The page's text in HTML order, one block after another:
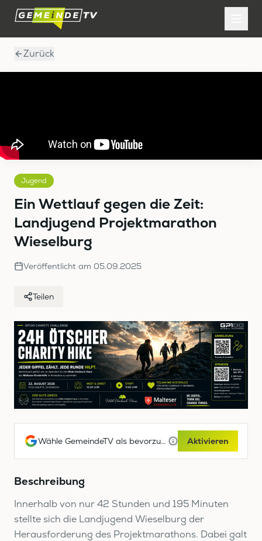
Zurück
Jugend
Ein Wettlauf gegen die Zeit:
Landjugend Projektmarathon
Wieselburg
Veröffentlicht am 05.09.2025
Teilen
Wähle GemeindeTV als bevorzugte Google-Quelle Aktivieren
Beschreibung
Innerhalb von nur 42 Stunden und 195 Minuten
stellte sich die Landjugend Wieselburg der
Herausforderung des Projektmarathons. Dabei galt